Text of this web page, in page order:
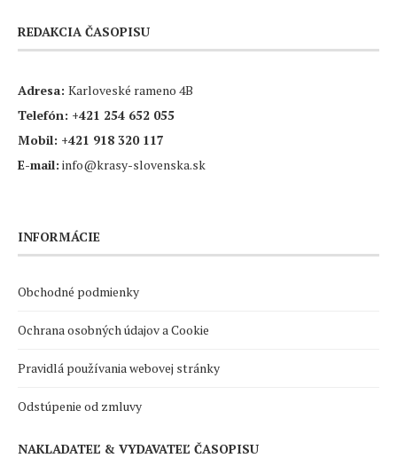
REDAKCIA ČASOPISU
Adresa: Karloveské rameno 4B
Telefón: +421 254 652 055
Mobil: +421 918 320 117
E-mail: info@krasy-slovenska.sk
INFORMÁCIE
Obchodné podmienky
Ochrana osobných údajov a Cookie
Pravidlá používania webovej stránky
Odstúpenie od zmluvy
NAKLADATEĽ & VYDAVATEĽ ČASOPISU